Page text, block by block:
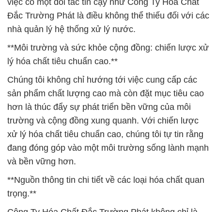
việc có một đối tác tin cậy như Công Ty Hóa Chất
Đắc Trường Phát là điều không thể thiếu đối với các
nhà quản lý hệ thống xử lý nước.
**Môi trường và sức khỏe cộng đồng: chiến lược xử
lý hóa chất tiêu chuẩn cao.**
Chúng tôi không chỉ hướng tới việc cung cấp các
sản phẩm chất lượng cao mà còn đặt mục tiêu cao
hơn là thúc đẩy sự phát triển bền vững của môi
trường và cộng đồng xung quanh. Với chiến lược
xử lý hóa chất tiêu chuẩn cao, chúng tôi tự tin rằng
đang đóng góp vào một môi trường sống lành mạnh
và bền vững hơn.
**Nguồn thông tin chi tiết về các loại hóa chất quan
trọng.**